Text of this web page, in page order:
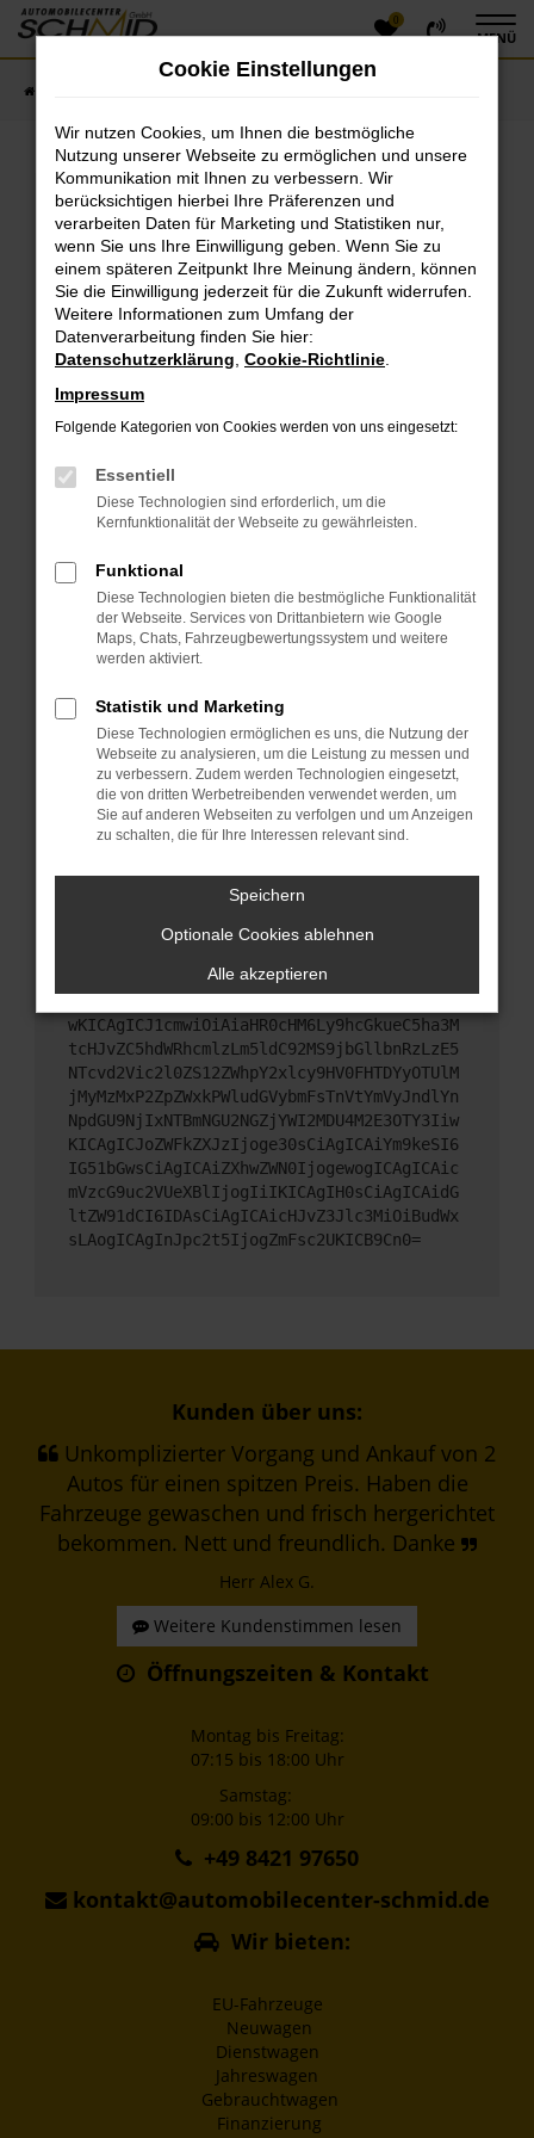
Zum
Hauptinhalt
0
MENÜ
Fehler: Network Error
Beim Laden ist ein Fehler aufgetreten.
Hier sind ein paar Tipps, die dir helfen können:
Überprüfe deine Firewall und deine
Internetverbindung.
Laden andere Webseiten, zum Beispiel deine
Suchmaschine?
Prüfe deine Browsererweiterungen.
das Laden bestimmter Seiten verhindern.
Funktioniert die Seite in einem anderen Browser
oder in einem privaten Fenster?
Das kann manchmal helfen, vorübergehende
Probleme zu beheben.
Stelle sicher, dass dein Browser und dein
Betriebssystem auf dem neuesten Stand sind.
Sicherheitsrisiko, sondern kann auch dazu führen,
dass bestimmte Funktionen nicht mehr
unterstützt werden.
Wende dich an den Webseitenbetreiber.
Wenn du alle oben genannten Schritte versucht
hast, kontaktiere uns bitte. Wir werden versuchen,
das Problem zu beheben. Du kannst uns diesen
Text schicken, um uns bei der Fehlersuche zu
unterstützen:
ewogICJuYW1lIjogIk5ldHdvcmtFcnJvciIsCiAgI
mNvbmZpZyI6IHsKICAgICJtZXRob2QiOiAiR0VUIi
wKICAgICJ1cmwiOiAiaHR0cHM6Ly9hcGkueC5ha3M
tcHJvZC5hdWRhcmlzLm5ldC92MS9jbGllbnRzLzE5
NTcvd2Vic2l0ZS12ZWhpY2xlcy9HV0FHTDYyOTUlM
jMyMzMxP2ZpZWxkPWludGVybmFsTnVtYmVyJndlYn
NpdGU9NjIxNTBmNGU2NGZjYWI2MDU4M2E3OTY3Iiw
KICAgICJoZWFkZXJzIjoge30sCiAgICAiYm9keSI6
IG51bGwsCiAgICAiZXhwZWN0IjogewogICAgICAic
mVzcG9uc2VUeXBlIjogIiIKICAgIH0sCiAgICAidG
ltZW91dCI6IDAsCiAgICAicHJvZ3Jlc3MiOiBudWx
sLAogICAgInJpc2t5IjogZmFsc2UKICB9Cn0=
Kunden über uns:
Unkomplizierter Vorgang und Ankauf von 2
Autos für einen spitzen Preis. Haben die
Fahrzeuge gewaschen und frisch hergerichtet
bekommen. Nett und freundlich. Danke
Herr Alex G.
Weitere Kundenstimmen lesen
Öffnungszeiten & Kontakt
Montag bis Freitag:
07:15 bis 18:00 Uhr
Samstag:
09:00 bis 12:00 Uhr
+49 8421 97650
kontakt@automobilecenter-schmid.de
Wir bieten:
EU-Fahrzeuge
Neuwagen
Dienstwagen
Jahreswagen
Gebrauchtwagen
Finanzierung
Cookie Einstellungen
Wir nutzen Cookies, um Ihnen die bestmögliche
Nutzung unserer Webseite zu ermöglichen und unsere
Kommunikation mit Ihnen zu verbessern. Wir
berücksichtigen hierbei Ihre Präferenzen und
verarbeiten Daten für Marketing und Statistiken nur,
wenn Sie uns Ihre Einwilligung geben. Wenn Sie zu
einem späteren Zeitpunkt Ihre Meinung ändern, können
Sie die Einwilligung jederzeit für die Zukunft widerrufen.
Weitere Informationen zum Umfang der
Datenverarbeitung finden Sie hier:
Datenschutzerklärung Cookie-Richtlinie
Impressum
Folgende Kategorien von Cookies werden von uns eingesetzt:
Essentiell
Diese Technologien sind erforderlich, um die
Kernfunktionalität der Webseite zu gewährleisten.
Funktional
Diese Technologien bieten die bestmögliche Funktionalität
der Webseite. Services von Drittanbietern wie Google
Maps, Chats, Fahrzeugbewertungssystem und weitere
werden aktiviert.
Statistik und Marketing
Diese Technologien ermöglichen es uns, die Nutzung der
Webseite zu analysieren, um die Leistung zu messen und
zu verbessern. Zudem werden Technologien eingesetzt,
die von dritten Werbetreibenden verwendet werden, um
Sie auf anderen Webseiten zu verfolgen und um Anzeigen
zu schalten, die für Ihre Interessen relevant sind.
Speichern
Optionale Cookies ablehnen
Alle akzeptieren